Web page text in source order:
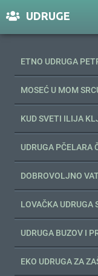
UDRUGE
ETNO UDRUGA
MOSEĆ U MOM
KUD SVETI ILIJA
UDRUGA PČELARA
DOBROVOLJNO
LOVAČKA UDRUGA
UDRUGA BUZOV I
EKO UDRUGA ZA